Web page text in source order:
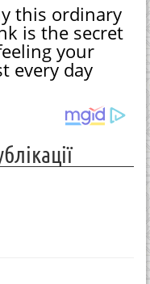
this ordinary
is the secret
your
every day